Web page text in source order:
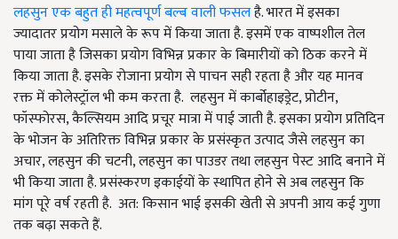
लहसुन एक बहुत ही महत्वपूर्ण बल्ब वाली फसलहै. भारत में इसका
ज्यादातर प्रयोग मसाले के रूप में किया जाता है. इसमें एक वाष्पशील तेल
पाया जाता है जिसका प्रयोग विभिन्न प्रकार के बिमारीयों को ठिक करने में
किया जाता है. इसके रोजाना प्रयोग से पाचन सही रहता है और यह मानव
रक्त में कोलेस्ट्रॉल भी कम करता है. लहसुन में कार्बोहाइड्रेट, प्रोटीन,
फॉस्फोरस, कैल्सियम आदि प्रचूर मात्रा में पाई जाती है. इसका प्रयोग प्रतिदिन
के भोजन के अतिरिक्त विभिन्न प्रकार के प्रसंस्कृत उत्पाद जैसे लहसुन का
अचार, लहसुन की चटनी, लहसुन का पाउडर तथा लहसुन पेस्ट आदि बनाने में
भी किया जाता है. प्रसंस्करण इकाईयों के स्थापित होने से अब लहसुन कि
मांग पूरे वर्ष रहती है. अत: किसान भाई इसकी खेती से अपनी आय कई गुणा
तक बढ़ा सकते हैं.